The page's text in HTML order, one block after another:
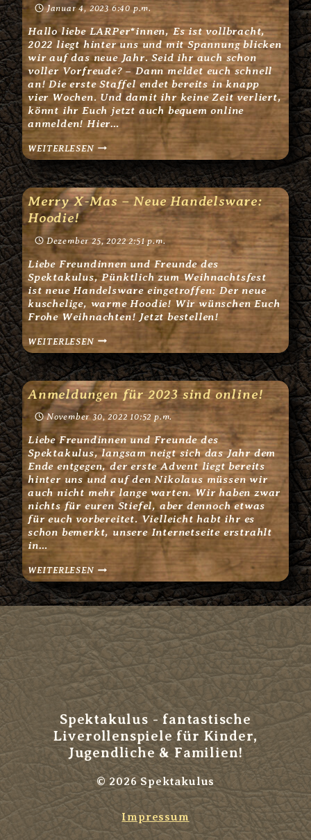
2023
–
SCHNELL
ANMELDEN!
Januar 4, 2023 6:40 p.m.
Hallo liebe LARPer*innen, Es ist vollbracht,
2022 liegt hinter uns und mit Spannung blicken
wir auf das neue Jahr. Seid ihr auch schon
voller Vorfreude? – Dann meldet euch schnell
an! Die erste Staffel endet bereits in knapp
vier Wochen. Und damit ihr keine Zeit verliert,
könnt ihr Euch jetzt auch bequem online
anmelden! Hier…
WEITERLESENNEWS
Merry X-Mas – Neue Handelsware:
Hoodie!
Dezember 25, 2022 2:51 p.m.
Liebe Freundinnen und Freunde des
Spektakulus, Pünktlich zum Weihnachtsfest
ist neue Handelsware eingetroffen: Der neue
kuschelige, warme Hoodie! Wir wünschen Euch
Frohe Weihnachten! Jetzt bestellen!
WEITERLESENMERRY
MAS
–
NEUE
HANDELSWARE:
HOODIE!
Anmeldungen für 2023 sind online!
November 30, 2022 10:52 p.m.
Liebe Freundinnen und Freunde des
Spektakulus, langsam neigt sich das Jahr dem
Ende entgegen, der erste Advent liegt bereits
hinter uns und auf den Nikolaus müssen wir
auch nicht mehr lange warten. Wir haben zwar
nichts für euren Stiefel, aber dennoch etwas
für euch vorbereitet. Vielleicht habt ihr es
schon bemerkt, unsere Internetseite erstrahlt
in…
WEITERLESENANMELDUNGEN
FÜR
2023
SIND
ONLINE!
Spektakulus - fantastische
Liverollenspiele für Kinder,
Jugendliche & Familien!
© 2026 Spektakulus
Impressum